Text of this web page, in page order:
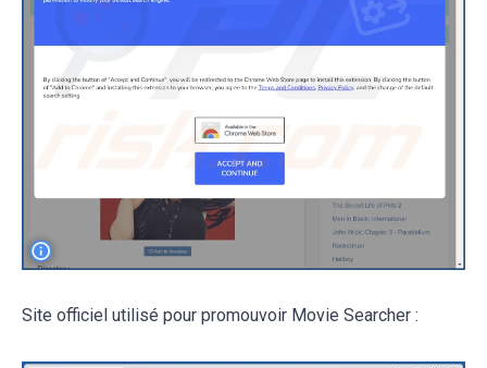
Site officiel utilisé pour promouvoir Movie Searcher :